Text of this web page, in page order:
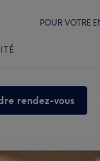
POUR VOTRE
rendez-vous